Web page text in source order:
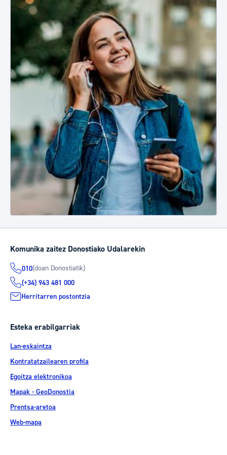
Komunika zaitez Donostiako Udalarekin
010(doan Donostiatik)
(+34) 943 481 000
Herritarren postontzia
Esteka erabilgarriak
Lan-eskaintza
Kontratatzailearen profila
Egoitza elektronikoa
Mapak - GeoDonostia
Prentsa-aretoa
Web-mapa